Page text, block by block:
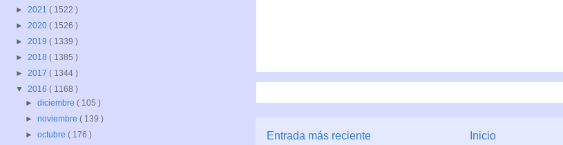
Entrada más reciente Inicio
► 2021 ( 1522 )
► 2020 ( 1526 )
► 2019 ( 1339 )
► 2018 ( 1385 )
► 2017 ( 1344 )
▼ 2016 ( 1168 )
►diciembre( 105 )
►noviembre( 139 )
►octubre( 176 )